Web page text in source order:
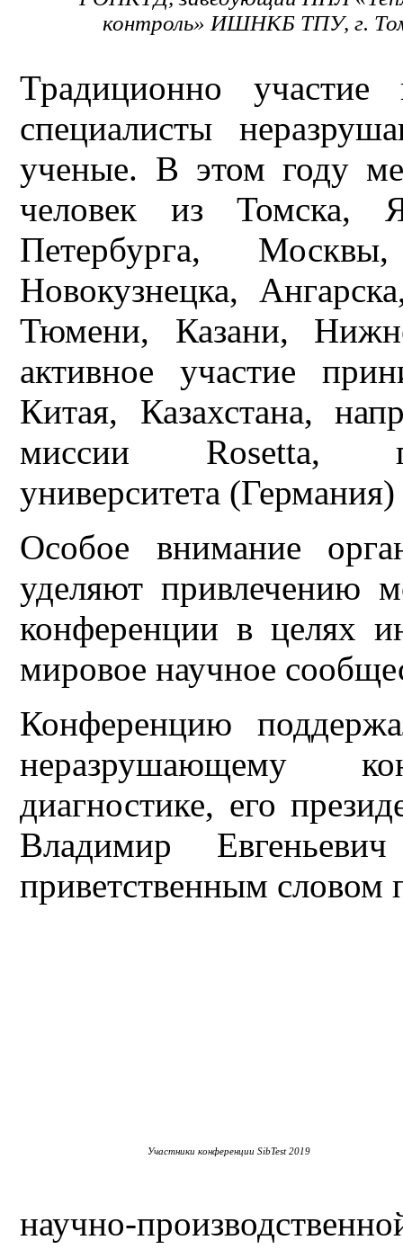
контроль» ИШНКБ ТПУ, г.
Традиционно
специалисты
ученые. В этом году
человек из Томска,
Петербурга,
Новокузнецка,
Тюмени, Казани,
активное участие
Китая, Казахстана,
миссии Rosetta,
университета
Особое внимание
уделяют привлечению
конференции в целях
мировое научное
Конференцию
неразрушающему
диагностике, его
Владимир
приветственным словом
Участники конференции SibTest 2019
научно-